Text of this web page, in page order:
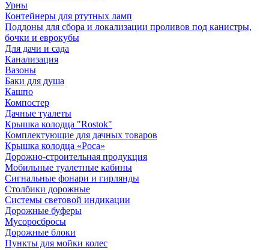
Урны
Контейнеры для ртутных ламп
Поддоны для сбора и локализации проливов под канистры,
бочки и еврокубы
Для дачи и сада
Канализация
Вазоны
Баки для душа
Кашпо
Компостер
Дачные туалеты
Крышка колодца "Rostok"
Комплектующие для дачных товаров
Крышка колодца «Роса»
Дорожно-строительная продукция
Мобильные туалетные кабины
Сигнальные фонари и гирлянды
Столбики дорожные
Системы световой индикации
Дорожные буферы
Мусоросбросы
Дорожные блоки
Пункты для мойки колес